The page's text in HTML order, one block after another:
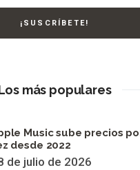
más populares
Music sube precios
desde 2022
de julio de 2026